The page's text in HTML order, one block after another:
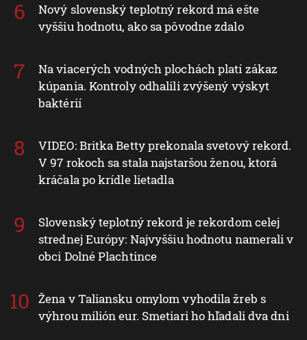
Nový slovenský teplotný rekord má ešte
vyššiu hodnotu, ako sa pôvodne zdalo
Na viacerých vodných plochách platí zákaz
kúpania. Kontroly odhalili zvýšený výskyt
baktérií
VIDEO: Britka Betty prekonala svetový rekord.
V 97 rokoch sa stala najstaršou ženou, ktorá
kráčala po krídle lietadla
Slovenský teplotný rekord je rekordom celej
strednej Európy: Najvyššiu hodnotu namerali v
obci Dolné Plachtince
Žena v Taliansku omylom vyhodila žreb s
výhrou milión eur. Smetiari ho hľadali dva dni